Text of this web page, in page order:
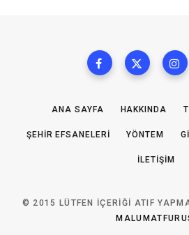
ANA SAYFA HAKKINDA
ŞEHIR EFSANELERI YÖNTEM
İLETIŞIM
© 2015 LÜTFEN IÇERIĞI ATIF